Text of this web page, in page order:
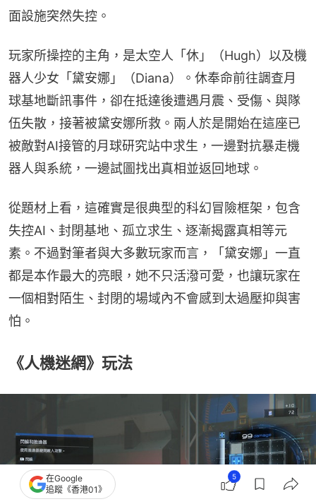
面設施突然失控。
玩家所操控的主角，是太空人「休」（Hugh）以及機
器人少女「黛安娜」（Diana）。休奉命前往調查月
球基地斷訊事件，卻在抵達後遭遇月震、受傷、與隊
伍失散，接著被黛安娜所救。兩人於是開始在這座已
被敵對AI接管的月球研究站中求生，一邊對抗暴走機
器人與系統，一邊試圖找出真相並返回地球。
從題材上看，這確實是很典型的科幻冒險框架，包含
失控AI、封閉基地、孤立求生、逐漸揭露真相等元
素。不過對筆者與大多數玩家而言，「黛安娜」一直
都是本作最大的亮眼，她不只活潑可愛，也讓玩家在
一個相對陌生、封閉的場域內不會感到太過壓抑與害
怕。
《人機迷網》玩法
在Google
追蹤《香港01》
5